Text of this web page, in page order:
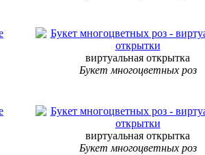
виртуальная открытка
Букет многоцветных роз
виртуальная открытка
Букет многоцветных роз